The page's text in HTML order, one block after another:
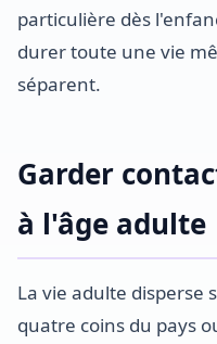
particulière dès
durer toute une vie
séparent.
Garder
à l'âge adulte
La vie adulte disperse
quatre coins du pays